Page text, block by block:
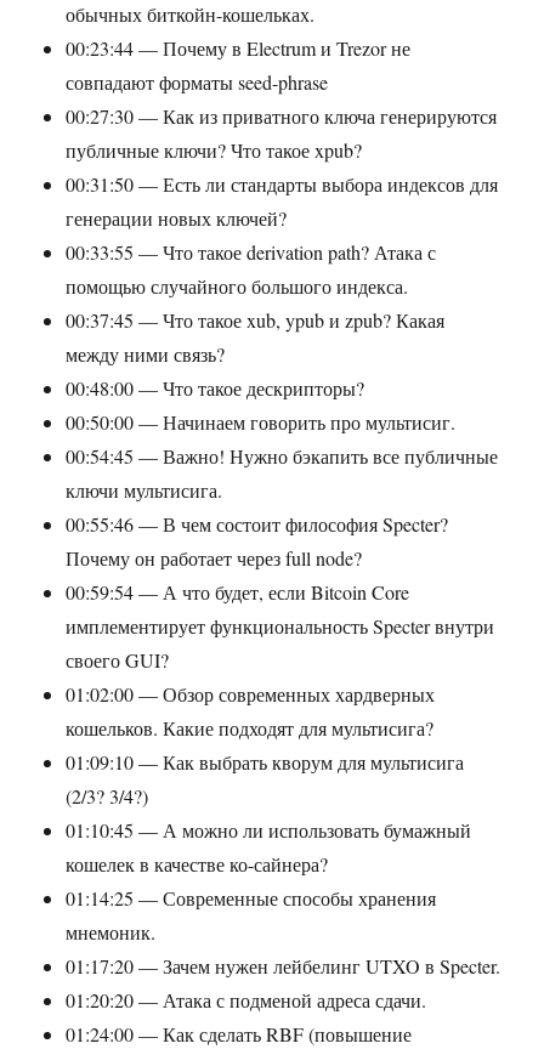
обычных биткойн-кошельках.
00:23:44 — Почему в Electrum и Trezor не
совпадают форматы seed-phrase
00:27:30 — Как из приватного ключа генерируются
публичные ключи? Что такое xpub?
00:31:50 — Есть ли стандарты выбора индексов для
генерации новых ключей?
00:33:55 — Что такое derivation path? Атака с
помощью случайного большого индекса.
00:37:45 — Что такое xub, ypub и zpub? Какая
между ними связь?
00:48:00 — Что такое дескрипторы?
00:50:00 — Начинаем говорить про мультисиг.
00:54:45 — Важно! Нужно бэкапить все публичные
ключи мультисига.
00:55:46 — В чем состоит философия Specter?
Почему он работает через full node?
00:59:54 — А что будет, если Bitcoin Core
имплементирует функциональность Specter внутри
своего GUI?
01:02:00 — Обзор современных хардверных
кошельков. Какие подходят для мультисига?
01:09:10 — Как выбрать кворум для мультисига
(2/3? 3/4?)
01:10:45 — А можно ли использовать бумажный
кошелек в качестве ко-сайнера?
01:14:25 — Современные способы хранения
мнемоник.
01:17:20 — Зачем нужен лейбелинг UTXO в Specter.
01:20:20 — Атака с подменой адреса сдачи.
01:24:00 — Как сделать RBF (повышение